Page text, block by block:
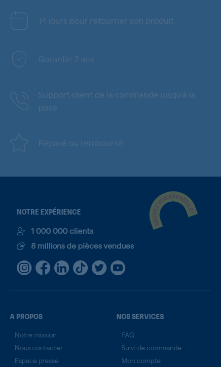
14 jours pour retourner son produit
Garantie 2 ans
Support client de la commande jusqu'à la
pose
Réparé ou remboursé
NOTRE EXPÉRIENCE
1 000 000 clients
8 millions de pièces vendues
A PROPOS
Notre mission
Nous contacter
Espace presse
NOS SERVICES
FAQ
Suivi de commande
Mon compte